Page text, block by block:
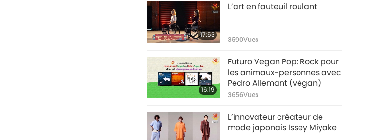
17:53
L’art en fauteuil roulant
3590Vues
16:19
Futuro Vegan Pop: Rock pour
les animaux-personnes avec
Pedro Allemant (végan)
3656Vues
L’innovateur créateur de
mode japonais Issey Miyake